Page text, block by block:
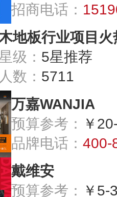
招商电话：
地板行业项目
级： 5星推荐
数： 5711
万嘉WANJIA
预算参考：
￥
品牌电话： 400-
戴维安
预算参考：
￥5-